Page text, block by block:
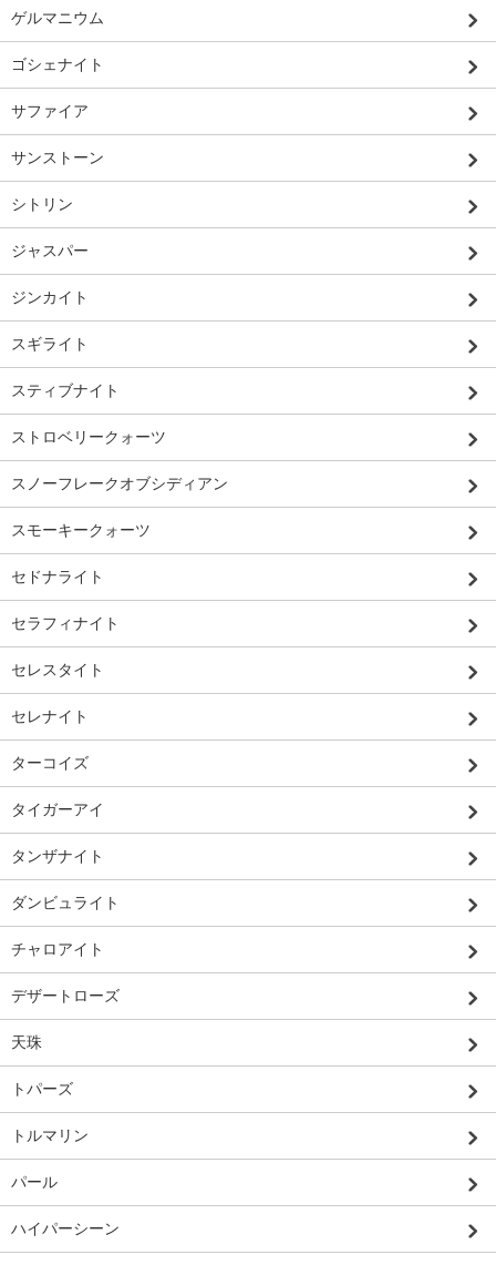
ゲルマニウム
ゴシェナイト
サファイア
サンストーン
シトリン
ジャスパー
ジンカイト
スギライト
スティブナイト
ストロベリークォーツ
スノーフレークオブシディアン
スモーキークォーツ
セドナライト
セラフィナイト
セレスタイト
セレナイト
ターコイズ
タイガーアイ
タンザナイト
ダンビュライト
チャロアイト
デザートローズ
天珠
トパーズ
トルマリン
パール
ハイパーシーン